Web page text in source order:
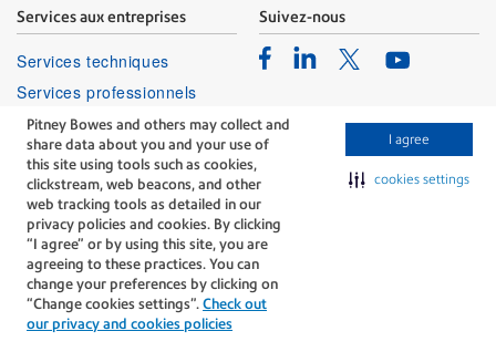
Pitney Bowes and others may collect and
share data about you and your use of
this site using tools such as cookies,
clickstream, web beacons, and other
web tracking tools as detailed in our
privacy policies and cookies. By clicking
“I agree” or by using this site, you are
agreeing to these practices. You can
change your preferences by clicking on
“Change cookies settings”. Check out
our privacy and cookies policies
I agree
cookies settings
Services aux entreprises
Services techniques
Services professionnels
Suivez-nous
FacebookLinkedinTwitterYoutube
The technology behind
every important delivery.
Modalités
Confidentialité
Politique Relative Aux Cookies
©Pitney Bowes Inc., 1996-2026. Tous droits réservés.